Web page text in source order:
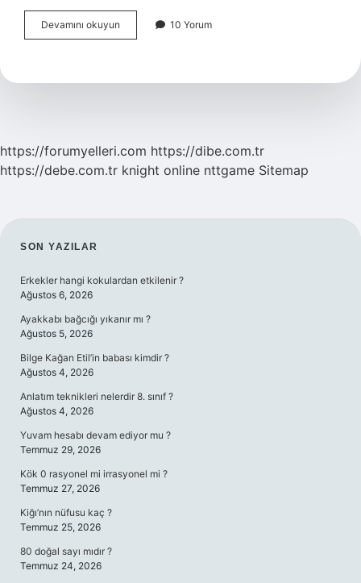
Devamını okuyun
Çınlaması
Nedir
10 Yorum
https://forumyelleri.com https://dibe.com.tr
https://debe.com.tr knight online nttgame Sitemap
SIDEBAR
SON YAZILAR
Erkekler hangi kokulardan etkilenir ?
Ağustos 6, 2026
Ayakkabı bağcığı yıkanır mı ?
Ağustos 5, 2026
Bilge Kağan Etil’in babası kimdir ?
Ağustos 4, 2026
Anlatım teknikleri nelerdir 8. sınıf ?
Ağustos 4, 2026
Yuvam hesabı devam ediyor mu ?
Temmuz 29, 2026
Kök 0 rasyonel mi irrasyonel mi ?
Temmuz 27, 2026
Kiğı’nın nüfusu kaç ?
Temmuz 25, 2026
80 doğal sayı mıdır ?
Temmuz 24, 2026